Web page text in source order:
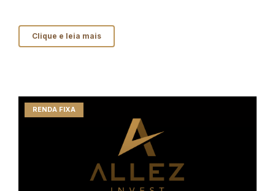
Clique e leia mais
RENDA FIXA